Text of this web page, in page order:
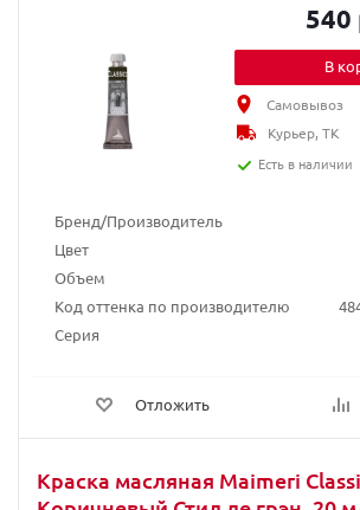
Бренд/Производитель
Цвет
Объем
Код оттенка по производителю
Серия
Отложить
540
В
Самовывоз
Курьер, ТК
Есть в наличии
Краска масляная Maimeri